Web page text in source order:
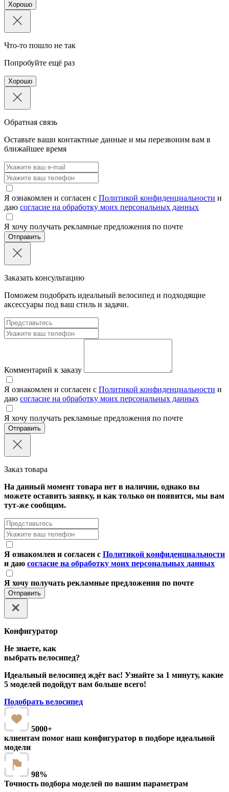
Хорошо
Что-то пошло не так
Попробуйте ещё раз
Хорошо
Обратная связь
Оставьте ваши контактные данные и мы перезвоним вам в
ближайшее время
Я ознакомлен и согласен с Политикой конфиденциальности и
даю согласие на обработку моих персональных данных
Я хочу получать рекламные предложения по почте
Отправить
Заказать консультацию
Поможем подобрать идеальный велосипед и подходящие
аксессуары под ваш стиль и задачи.
Комментарий к заказу
Я ознакомлен и согласен с Политикой конфиденциальности и
даю согласие на обработку моих персональных данных
Я хочу получать рекламные предложения по почте
Отправить
Заказ товара
На данный момент товара нет в наличии, однако вы
можете оставить заявку, и как только он появится, мы вам
тут-же сообщим.
Я ознакомлен и согласен с Политикой конфиденциальности
и даю согласие на обработку моих персональных данных
Я хочу получать рекламные предложения по почте
Отправить
Конфигуратор
Не знаете, как
выбрать велосипед?
Идеальный велосипед ждёт вас! Узнайте за 1 минуту, какие
5 моделей подойдут вам больше всего!
Подобрать велосипед
5000+
клиентам помог наш конфигуратор в подборе идеальной
модели
98%
Точность подбора моделей по вашим параметрам